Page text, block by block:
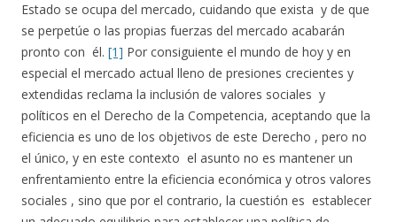
Estado se ocupa del mercado, cuidando que exista y de que
se perpetúe o las propias fuerzas del mercado acabarán
pronto con él. [1] Por consiguiente el mundo de hoy y en
especial el mercado actual lleno de presiones crecientes y
extendidas reclama la inclusión de valores sociales y
políticos en el Derecho de la Competencia, aceptando que la
eficiencia es uno de los objetivos de este Derecho , pero no
el único, y en este contexto el asunto no es mantener un
enfrentamiento entre la eficiencia económica y otros valores
sociales , sino que por el contrario, la cuestión es establecer